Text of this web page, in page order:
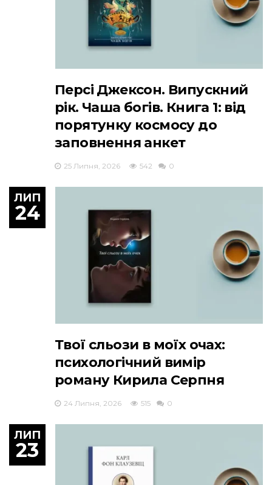
Персі Джексон. Випускний
рік. Чаша богів. Книга 1: від
порятунку космосу до
заповнення анкет
25 Липня, 2026 542 0
ЛИП
24
Твої сльози в моїх очах:
психологічний вимір
роману Кирила Серпня
24 Липня, 2026 515 0
ЛИП
23